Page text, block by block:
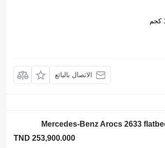
الاتصال بالبائع
Mercedes-Benz Arocs 2633
TND 253,900.000